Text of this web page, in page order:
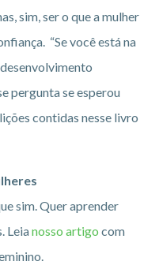
sim, ser o que a mulher
“Se você está na
pergunta se esperou
contidas nesse livro
sim. Quer aprender
Leianosso artigo com